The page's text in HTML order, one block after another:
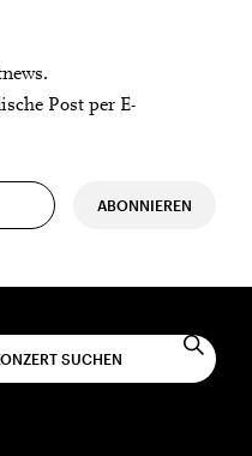
Post per E-
ABONNIEREN